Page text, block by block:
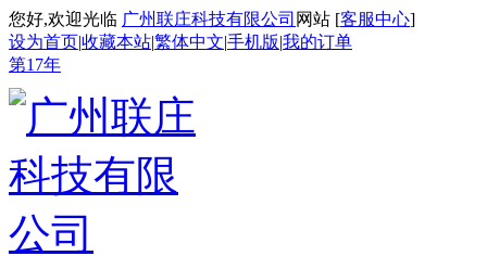
您好,欢迎光临 广州联庄科技有限公司 网站 [客服中心]
设为首页|收藏本站|繁体中文|手机版|我的订单
第17年